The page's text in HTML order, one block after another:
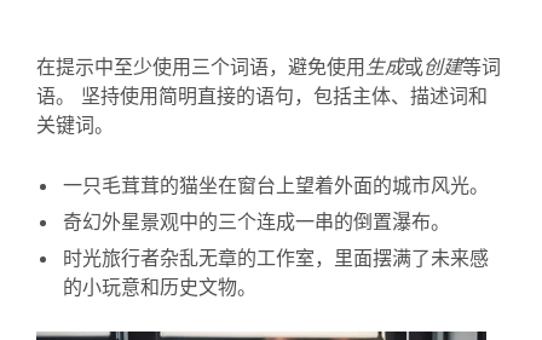
在提示中至少使用三个词语，避免使用 生成或创建等词
语。 坚持使用简明直接的语句，包括主体、描述词和
关键词。
一只毛茸茸的猫坐在窗台上望着外面的城市风光。
奇幻外星景观中的三个连成一串的倒置瀑布。
时光旅行者杂乱无章的工作室，里面摆满了未来感
的小玩意和历史文物。